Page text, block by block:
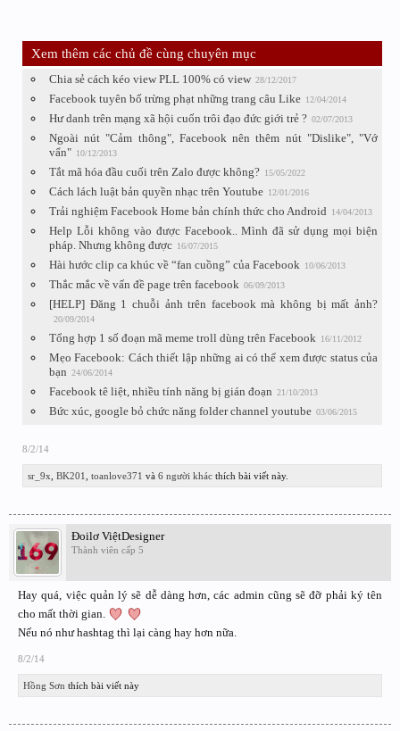
Xem thêm các chủ đề cùng chuyên mục
Chia sẻ cách kéo view PLL 100% có view 28/12/2017
Facebook tuyên bố trừng phạt những trang câu Like 12/04/2014
Hư danh trên mạng xã hội cuốn trôi đạo đức giới trẻ ? 02/07/2013
Ngoài nút "Cảm thông", Facebook nên thêm nút "Dislike", "Vớ
vẩn" 10/12/2013
Tắt mã hóa đầu cuối trên Zalo được không? 15/05/2022
Cách lách luật bản quyền nhạc trên Youtube 12/01/2016
Trải nghiệm Facebook Home bản chính thức cho Android 14/04/2013
Help Lỗi không vào được Facebook.. Mình đã sử dụng mọi biện
pháp. Nhưng không được 16/07/2015
Hài hước clip ca khúc về “fan cuồng” của Facebook 10/06/2013
Thắc mắc về vấn đề page trên facebook 06/09/2013
[HELP] Đăng 1 chuỗi ảnh trên facebook mà không bị mất ảnh?
20/09/2014
Tổng hợp 1 số đoạn mã meme troll dùng trên Facebook 16/11/2012
Mẹo Facebook: Cách thiết lập những ai có thể xem được status của
bạn 24/06/2014
Facebook tê liệt, nhiều tính năng bị gián đoạn 21/10/2013
Bức xúc, google bỏ chức năng folder channel youtube 03/06/2015
8/2/14
sr_9x BK201 toanlove371 và 6 người khác thích bài viết này.
Đoilơ ViệtDesigner
Thành viên cấp 5
Hay quá, việc quản lý sẽ dễ dàng hơn, các admin cũng sẽ đỡ phải ký tên
cho mất thời gian.
Nếu nó như hashtag thì lại càng hay hơn nữa.
8/2/14
Hồng Sơn thích bài viết này